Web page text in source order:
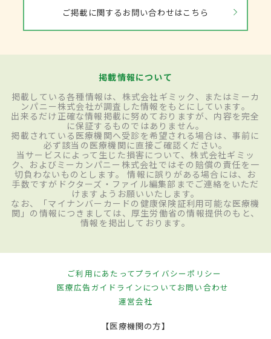
ご掲載に関するお問い合わせはこちら
掲載情報について
掲載している各種情報は、株式会社ギミック、またはミーカ
ンパニー株式会社が調査した情報をもとにしています。
出来るだけ正確な情報掲載に努めておりますが、内容を完全
に保証するものではありません。
掲載されている医療機関へ受診を希望される場合は、事前に
必ず該当の医療機関に直接ご確認ください。
当サービスによって生じた損害について、株式会社ギミッ
ク、およびミーカンパニー株式会社ではその賠償の責任を一
切負わないものとします。 情報に誤りがある場合には、お
手数ですがドクターズ・ファイル編集部までご連絡をいただ
けますようお願いいたします。
なお、「マイナンバーカードの健康保険証利用可能な医療機
関」の情報につきましては、厚生労働省の情報提供のもと、
情報を掲出しております。
ご利用にあたってプライバシーポリシー
医療広告ガイドラインについてお問い合わせ
運営会社
【医療機関の方】